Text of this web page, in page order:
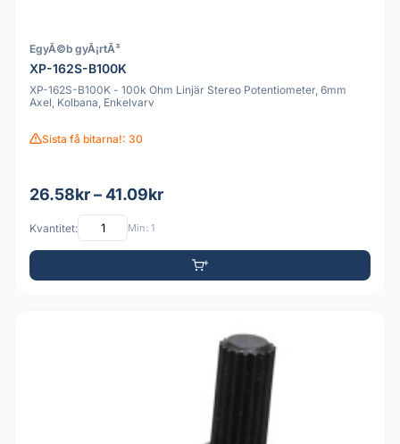
EgyÃ©b gyÃ¡rtÃ³
XP-162S-B100K
XP-162S-B100K - 100k Ohm Linjär Stereo Potentiometer, 6mm
Axel, Kolbana, Enkelvarv
Sista få bitarna!: 30
26.58kr – 41.09kr
Kvantitet: Min: 1